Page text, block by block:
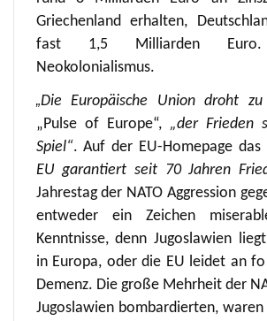
Griechenland erhalten,
fast 1,5 Milliarden
Neokolonialismus.
„Die Europäische Union droht
„Pulse of Europe“, „der Frieden
Spiel“. Auf der EU-Homepage das
EU garantiert seit 70 Jahren
Jahrestag der NATO Aggression
entweder ein Zeichen
Kenntnisse, denn Jugoslawien
in Europa, oder die EU leidet an
Demenz. Die große Mehrheit der
Jugoslawien bombardierten,